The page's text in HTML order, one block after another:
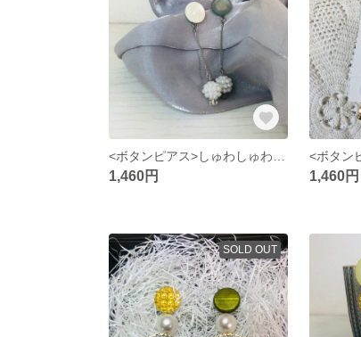
1,460円 1,460円
SOLD OUT